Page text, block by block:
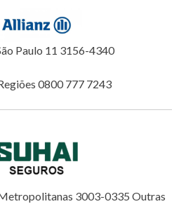
Paulo 11 3156-4340
0800 777 7243
3003-0335 Outras